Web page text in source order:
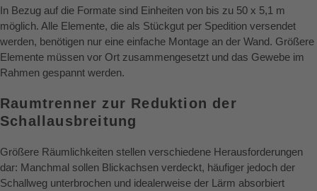
In Bezug auf die Formate sind Einheiten von bis zu 50 x 5,1 m
möglich. Alle Elemente, die als Stückgut per Spedition versendet
werden, benötigen nur eine einfache Montage an der Wand. Größere
Elemente müssen vor Ort zusammengesetzt und das Gewebe im
Rahmen gespannt werden.
Raumtrenner zur Reduktion der
Schallausbreitung
Größere Räumlichkeiten stellen verschiedene Herausforderungen
dar: Manchmal sollen Blickachsen verdeckt, häufiger jedoch der
Schallweg unterbrochen und idealerweise der Lärm absorbiert